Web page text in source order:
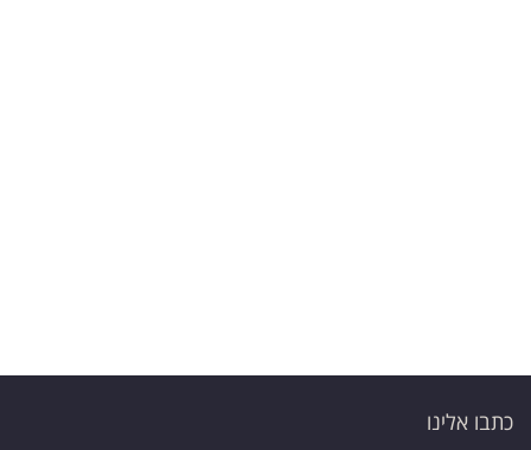
כתבו אלינו